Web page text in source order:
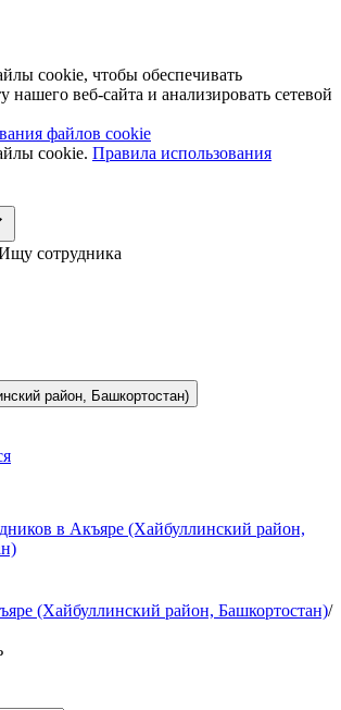
cookie, чтобы обеспечивать
нашего веб-сайта и анализировать сетевой
файлов cookie
cookie. Правила использования
сотрудника
район, Башкортостан)
в Акъяре (Хайбуллинский район,
(Хайбуллинский район, Башкортостан)/